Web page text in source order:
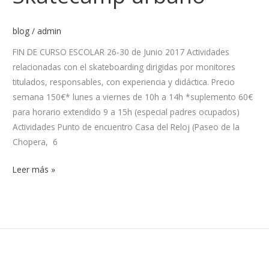
blog / admin
FIN DE CURSO ESCOLAR 26-30 de Junio 2017 Actividades
relacionadas con el skateboarding dirigidas por monitores
titulados, responsables, con experiencia y didáctica. Precio
semana 150€* lunes a viernes de 10h a 14h *suplemento 60€
para horario extendido 9 a 15h (especial padres ocupados)
Actividades Punto de encuentro Casa del Reloj (Paseo de la
Chopera, 6
Leer más »